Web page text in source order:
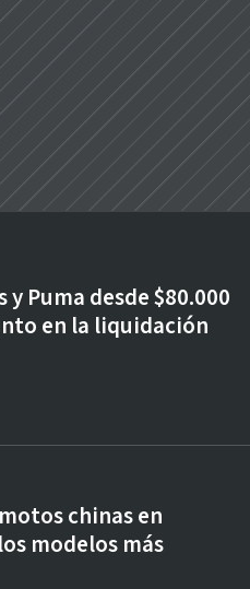
Puma desde $80.000
en la liquidación
chinas en
modelos más